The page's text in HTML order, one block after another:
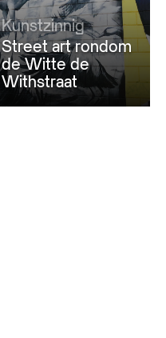
Kunstzinnig
Street art rondom
de Witte de
Withstraat